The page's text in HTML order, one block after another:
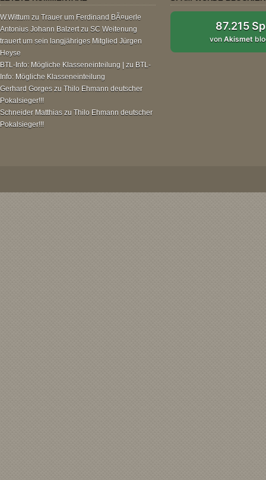
W.Wittum zu Trauer um Ferdinand BÃ¤uerle
Antonius Johann Balzertzu SC Weitenung
trauert um sein langjähriges Mitglied Jürgen
Heyse
BTL-Info: Mögliche Klasseneinteilung | zu BTL-
Info: Mögliche Klasseneinteilung
Gerhard Gorges zu Thilo Ehmann deutscher
Pokalsieger!!!
Schneider Matthias zu Thilo Ehmann deutscher
Pokalsieger!!!
87.215
vonAkismet